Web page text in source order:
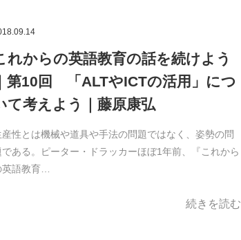
れからの英語教育の話を続けよう
｜第10回 「ALTやICTの活用」につ
て考えよう｜藤原康弘
産性とは機械や道具や手法の問題ではなく、姿勢の問
である。ピーター・ドラッカーほぼ1年前、『これから
英語教育…
続きを読む